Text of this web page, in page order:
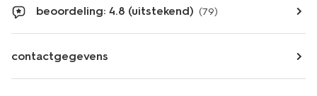
beoordeling: 4.8 (uitstekend) (79)
contactgegevens